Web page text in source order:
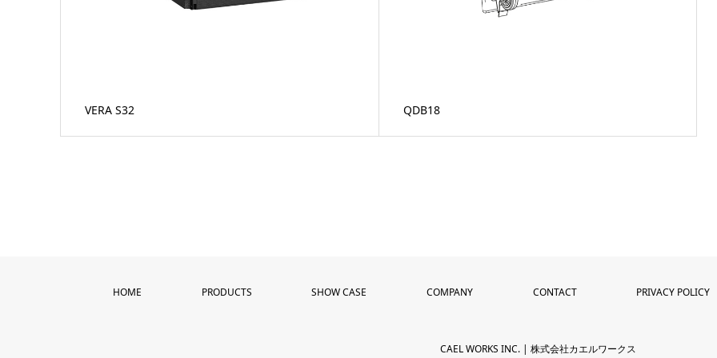
VERA S32 QDB18
HOME PRODUCTS SHOW CASE COMPANY CONTACT PRIVACY POLICY
CAEL WORKS INC. | 株式会社カエルワークス